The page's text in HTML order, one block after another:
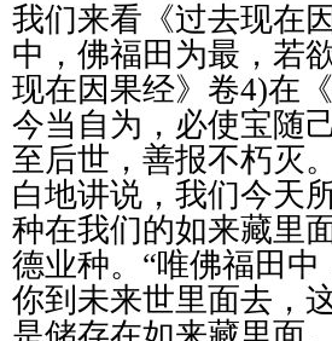
我们来看《过去现在
中，佛福田为最，若
现在因果经》卷4)在
今当自为，必使宝随
至后世，善报不朽灭。
白地讲说，我们今天
种在我们的如来藏里
德业种。 “唯佛福田中
你到未来世里面去，